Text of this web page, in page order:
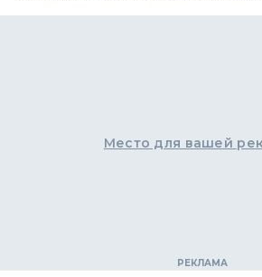
Место для вашей